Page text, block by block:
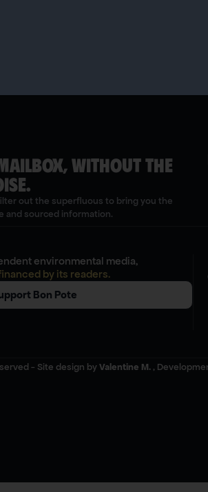
WITHOUT THE
out the superfluous to bring you the
and sourced information.
environmental media,
by its readers.
Bon Pote
- Site design byValentine M. ,